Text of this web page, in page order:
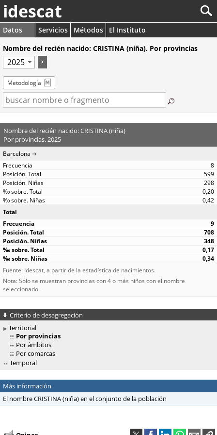
idescat
Datos Servicios Métodos
El Instituto
Nombre del recién nacido: CRISTINA (niña). Por provincias
Metodología
Nombre del recién nacido: CRISTINA (niña)
Por provincias. 2025
Barcelona
8
599
298
0,20
0,42
Total
9
708
348
0,17
0,34
Fuente: Idescat, a partir de la estadística de nacimientos.
Nota: Sólo se muestran provincias con 4 o más niños con el nombre
seleccionado.
Criterio de desagregación
Territorial
Por provincias
Por ámbitos
Por comarcas
Temporal
Más información
El nombre CRISTINA (niña) en el conjunto de la población